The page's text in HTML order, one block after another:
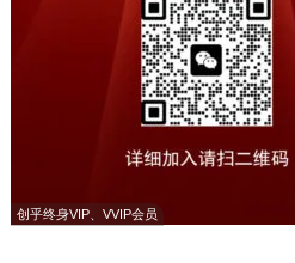
创乎终身VIP、VVIP会员